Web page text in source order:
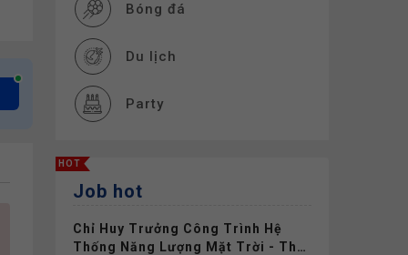
Bóng đá
Du lịch
Party
Đào tạo
Thiết bị làm việc
HOT
Job hot
Chỉ Huy Trưởng Công Trình Hệ
Thống Năng Lượng Mặt Trời - Thu